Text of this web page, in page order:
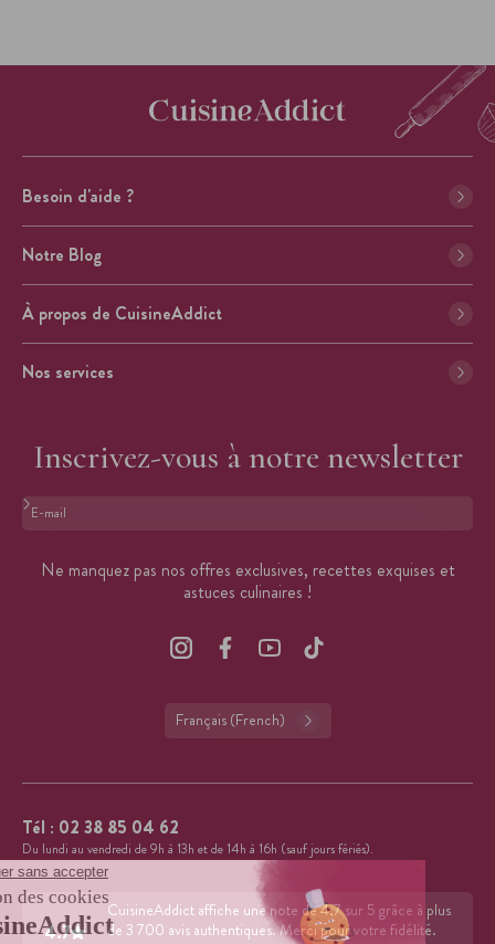
Besoin d'aide ?
Notre Blog
À propos de CuisineAddict
Nos services
Inscrivez-vous à notre newsletter
Format : adresse@email.com
Ne manquez pas nos offres exclusives, recettes exquises et
astuces culinaires !
Français (French)
Tél : 02 38 85 04 62
Du lundi au vendredi de 9h à 13h et de 14h à 16h (sauf jours fériés).
4.7
CuisineAddict affiche une note de 4,7 sur 5 grâce à plus
de 3 700 avis authentiques. Merci pour votre fidélité.